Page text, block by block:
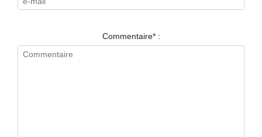
NUIT
Commentaire* :